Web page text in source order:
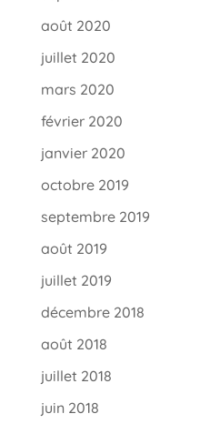
août 2020
juillet 2020
mars 2020
février 2020
janvier 2020
octobre 2019
septembre 2019
août 2019
juillet 2019
décembre 2018
août 2018
juillet 2018
juin 2018